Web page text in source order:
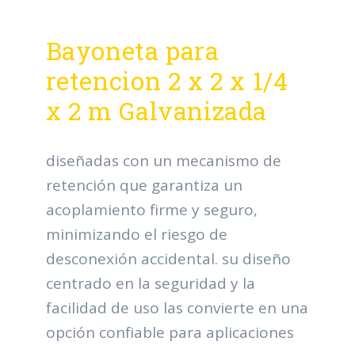
Bayoneta para
retencion 2 x 2 x 1/4
x 2 m Galvanizada
diseñadas con un mecanismo de
retención que garantiza un
acoplamiento firme y seguro,
minimizando el riesgo de
desconexión accidental. su diseño
centrado en la seguridad y la
facilidad de uso las convierte en una
opción confiable para aplicaciones